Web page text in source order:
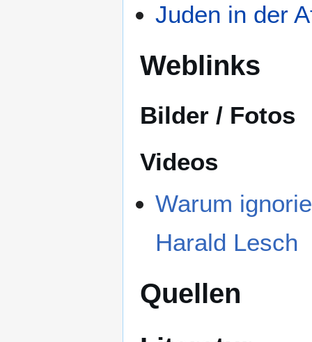
Juden in der
Weblinks
Bilder / Fotos
Videos
Warum
Harald Lesch
Quellen